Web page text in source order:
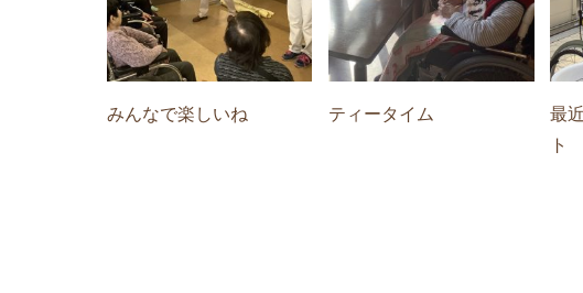
みんなで楽しいね ティータイム
最
ト